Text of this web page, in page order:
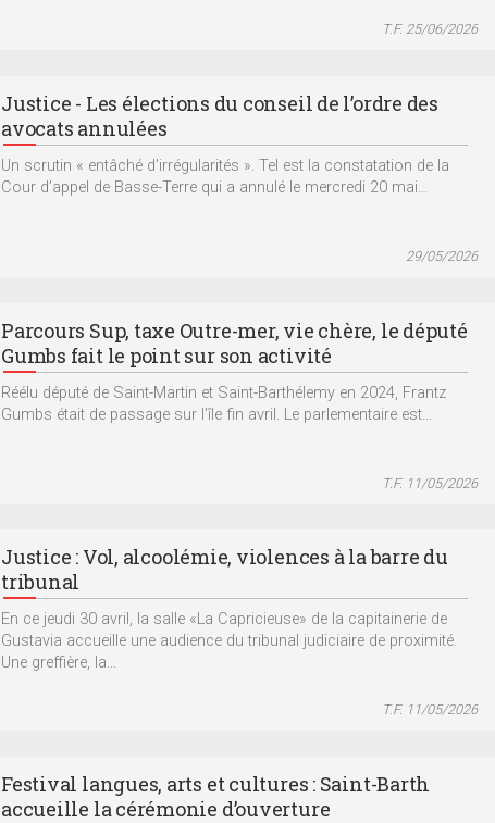
T.F. 25/06/2026
Justice - Les élections du conseil de l’ordre des
avocats annulées
Un scrutin « entâché d’irrégularités ». Tel est la constatation de la
Cour d’appel de Basse-Terre qui a annulé le mercredi 20 mai...
29/05/2026
Parcours Sup, taxe Outre-mer, vie chère, le député
Gumbs fait le point sur son activité
Réélu député de Saint-Martin et Saint-Barthélemy en 2024, Frantz
Gumbs était de passage sur l’île fin avril. Le parlementaire est...
T.F. 11/05/2026
Justice : Vol, alcoolémie, violences à la barre du
tribunal
En ce jeudi 30 avril, la salle «La Capricieuse» de la capitainerie de
Gustavia accueille une audience du tribunal judiciaire de proximité.
Une greffière, la...
T.F. 11/05/2026
Festival langues, arts et cultures : Saint-Barth
accueille la cérémonie d’ouverture